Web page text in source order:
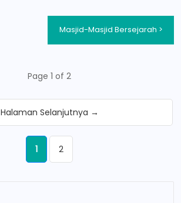
Masjid-Masjid Bersejarah >
Page 1 of 2
1 2
Halaman Selanjutnya →